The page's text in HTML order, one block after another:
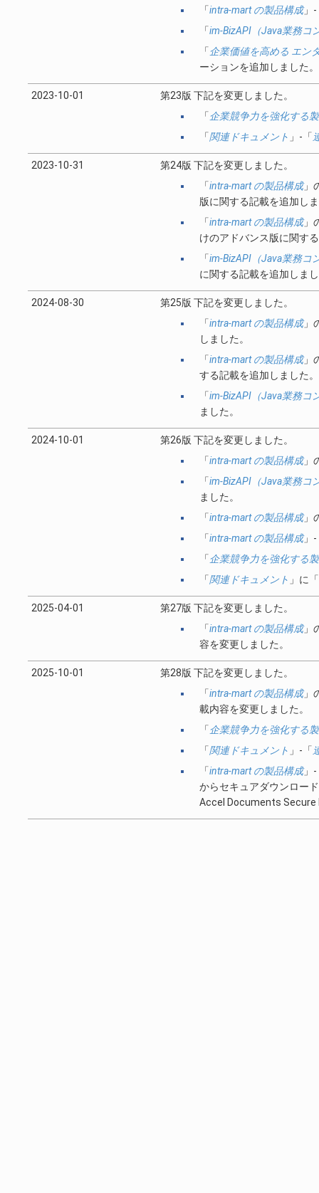
「intra-mart の製品構成」-
「im-BizAPI（Java業務コ
「企業価値を高める エン
ーションを追加しました。
2023-10-01
第23版 下記を変更しました。
「企業競争力を強化する
「関連ドキュメント 」-「
2023-10-31
第24版 下記を変更しました。
「intra-mart の製品構成」
版に関する記載を追加し
「intra-mart の製品構成」
けのアドバンス版に関す
「im-BizAPI（Java業務コ
に関する記載を追加しま
2024-08-30
第25版 下記を変更しました。
「intra-mart の製品構成」
しました。
「intra-mart の製品構成」
する記載を追加しました。
「im-BizAPI（Java業務コ
ました。
2024-10-01
第26版 下記を変更しました。
「intra-mart の製品構成」
「im-BizAPI（Java業務コ
ました。
「intra-mart の製品構成」
「intra-mart の製品構成」-
「企業競争力を強化する
「関連ドキュメント 」に
2025-04-01
第27版 下記を変更しました。
「intra-mart の製品構成」
容を変更しました。
2025-10-01
第28版 下記を変更しました。
「intra-mart の製品構成」
載内容を変更しました。
「企業競争力を強化する
「関連ドキュメント 」-「
「intra-mart の製品構成」-
からセキュアダウンロー
Accel Documents Secure